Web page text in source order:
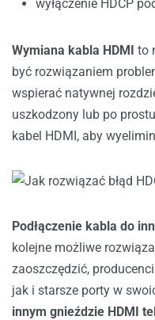
wyłączenie HDCP
Wymiana kabla HDMI to
być rozwiązaniem
wspierać natywnej
uszkodzony lub po
kabel HDMI, aby
Podłączenie kabla do
kolejne możliwe
zaoszczędzić,
jak i starsze porty w
innym gnieździe HDMI